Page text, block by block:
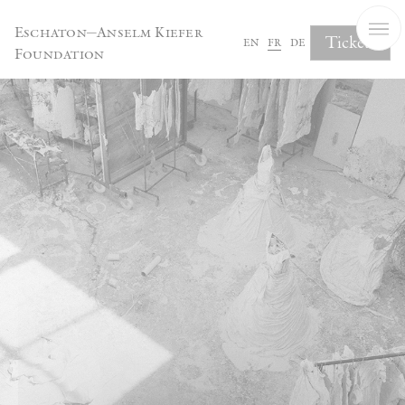
Eschaton—Anselm Kiefer
Foundation
en fr de Tickets